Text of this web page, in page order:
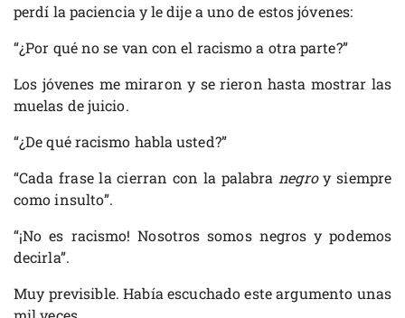
perdí la paciencia y le dije a uno de estos jóvenes:
“¿Por qué no se van con el racismo a otra parte?”
Los jóvenes me miraron y se rieron hasta mostrar las
muelas de juicio.
“¿De qué racismo habla usted?”
“Cada frase la cierran con la palabra negroy siempre
como insulto”.
“¡No es racismo! Nosotros somos negros y podemos
decirla”.
Muy previsible. Había escuchado este argumento unas